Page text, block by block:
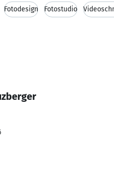
Fotodesign Fotostudio